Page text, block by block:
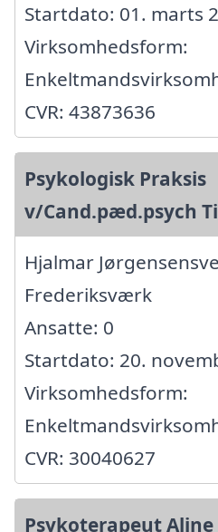
Startdato: 01. marts
Virksomhedsform:
CVR: 43873636
Psykologisk Praksis
v/Cand.pæd.psych
Hjalmar
Frederiksværk
Ansatte: 0
Startdato: 20.
Virksomhedsform:
CVR: 30040627
Psykoterapeut